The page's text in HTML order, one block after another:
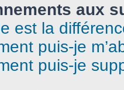
aux
est la
puis-je
puis-je